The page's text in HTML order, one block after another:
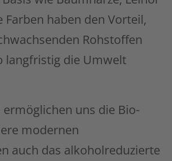
Farben haben den Vorteil,
Rohstoffen
langfristig die Umwelt
uns die Bio-
modernen
auch das alkoholreduzierte